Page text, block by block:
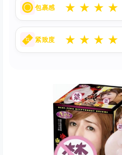
包裹感 ★ ★ ★ ★
紧致度 ★ ★ ★ ★